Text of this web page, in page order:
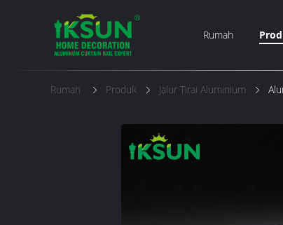
Rumah
Rumah Produk Jalur Tirai Aluminium